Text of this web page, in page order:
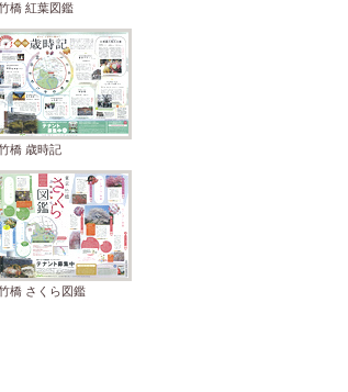
橋 紅葉図鑑
橋 歳時記
橋 さくら図鑑